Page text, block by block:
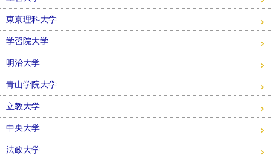
東京理科大学
学習院大学
明治大学
青山学院大学
立教大学
中央大学
法政大学